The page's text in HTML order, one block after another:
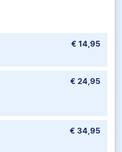
€ 14,95
€ 24,95
€ 34,95